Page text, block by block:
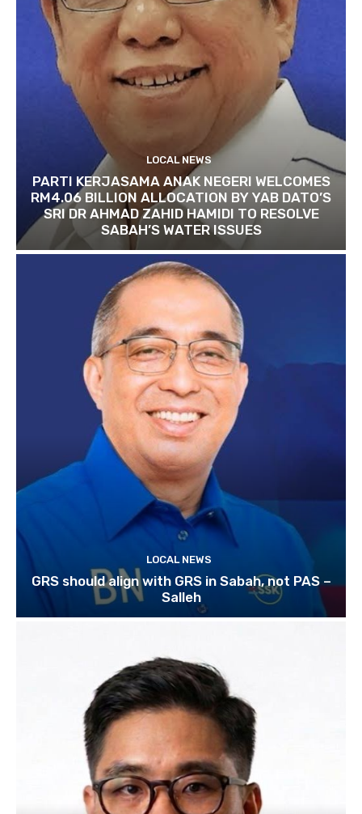
LOCAL NEWS
PARTI KERJASAMA ANAK NEGERI WELCOMES
RM4.06 BILLION ALLOCATION BY YAB DATO’S
SRI DR AHMAD ZAHID HAMIDI TO RESOLVE
SABAH’S WATER ISSUES
LOCAL NEWS
GRS should align with GRS in Sabah, not PAS –
Salleh